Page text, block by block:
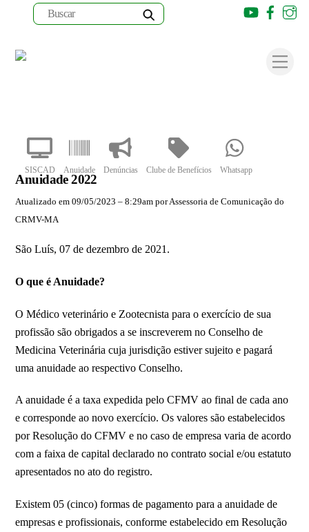
SISCAD Anuidade Denúncias Clube de Benefícios Whatsapp
Youtube
Anuidade 2022
Atualizado em 09/05/2023 – 8:29am por Assessoria de Comunicação do
CRMV-MA
São Luís, 07 de dezembro de 2021.
O que é Anuidade?
O Médico veterinário e Zootecnista para o exercício de sua
profissão são obrigados a se inscreverem no Conselho de
Medicina Veterinária cuja jurisdição estiver sujeito e pagará
uma anuidade ao respectivo Conselho.
A anuidade é a taxa expedida pelo CFMV ao final de cada ano
e corresponde ao novo exercício. Os valores são estabelecidos
por Resolução do CFMV e no caso de empresa varia de acordo
com a faixa de capital declarado no contrato social e/ou estatuto
apresentados no ato do registro.
Existem 05 (cinco) formas de pagamento para a anuidade de
empresas e profissionais, conforme estabelecido em Resolução